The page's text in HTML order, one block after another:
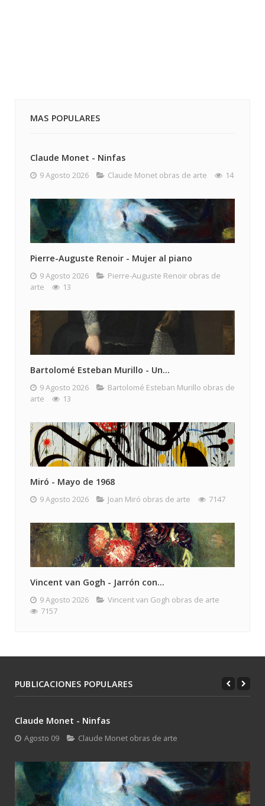
MAS POPULARES
Claude Monet - Ninfas
9 Agosto 2026 Claude Monet obras de arte 14
Pierre-Auguste Renoir - Mujer al piano
9 Agosto 2026
Pierre-Auguste Renoir obras de
arte
13
Bartolomé Esteban Murillo - Un...
9 Agosto 2026
Bartolomé Esteban Murillo obras de
arte
13
Miró - Mayo de 1968
9 Agosto 2026 Joan Miró obras de arte 7147
Vincent van Gogh - Jarrón con...
9 Agosto 2026
Vincent van Gogh obras de arte
7157
PUBLICACIONES POPULARES
Claude Monet - Ninfas
Agosto 09 Claude Monet obras de arte